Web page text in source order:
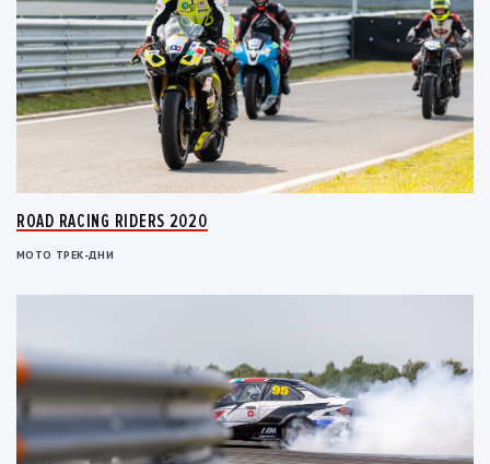
ROAD RACING RIDERS 2020
МОТО ТРЕК-ДНИ